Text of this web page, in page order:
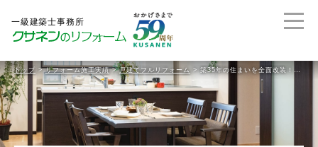
トップ >リフォーム施工実績>戸建てフルリフォーム > 築35年の住まいを全面改装！家族との新生活へ向けた快適リフォーム事例｜栗東市